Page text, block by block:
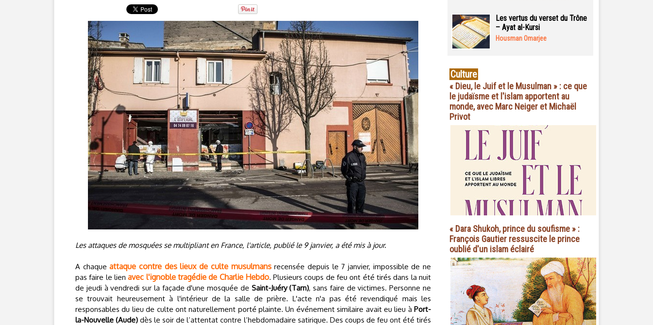
Les attaques de mosquées se multipliant en France, l'article, publié le 9 janvier, a été mis à jour.
A chaqueattaque contre des lieux de culte musulmansrecensée depuis le 7 janvier, impossible de ne
pas faire le lienavec l'ignoble tragédie de Charlie Hebdo. Plusieurs coups de feu ont été tirés dans la nuit
de jeudi à vendredi sur la façade d'une mosquée de Saint-Juéry (Tarn), sans faire de victimes. Personne ne
se trouvait heureusement à l'intérieur de la salle de prière. L'acte n'a pas été revendiqué mais les
responsables du lieu de culte ont naturellement porté plainte. Un événement similaire avait eu lieu à Port-
la-Nouvelle (Aude) dès le soir de l’attentat contre l’hebdomadaire satirique. Des coups de feu ont été tirés
Les vertus du verset du Trône
– Ayat al-Kursi
Housman Omarjee
Culture
« Dieu, le Juif et le Musulman » : ce que
le judaïsme et l'islam apportent au
monde, avec Marc Neiger et Michaël
Privot
« Dara Shukoh, prince du soufisme » :
François Gautier ressuscite le prince
oublié d'un islam éclairé